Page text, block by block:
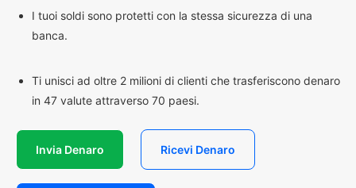
I tuoi soldi sono protetti con la stessa sicurezza di una
banca.
Ti unisci ad oltre 2 milioni di clienti che trasferiscono denaro
in 47 valute attraverso 70 paesi.
Invia Denaro Ricevi Denaro